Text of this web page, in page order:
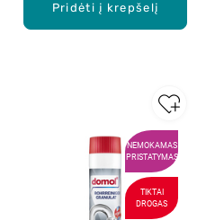
Pridėti į krepšelį
NEMOKAMAS
PRISTATYMAS
TIKTAI
DROGAS